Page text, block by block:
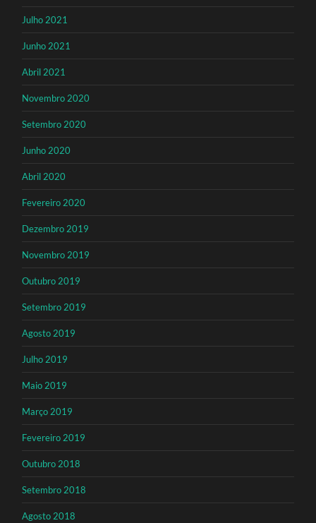
Julho 2021
Junho 2021
Abril 2021
Novembro 2020
Setembro 2020
Junho 2020
Abril 2020
Fevereiro 2020
Dezembro 2019
Novembro 2019
Outubro 2019
Setembro 2019
Agosto 2019
Julho 2019
Maio 2019
Março 2019
Fevereiro 2019
Outubro 2018
Setembro 2018
Agosto 2018